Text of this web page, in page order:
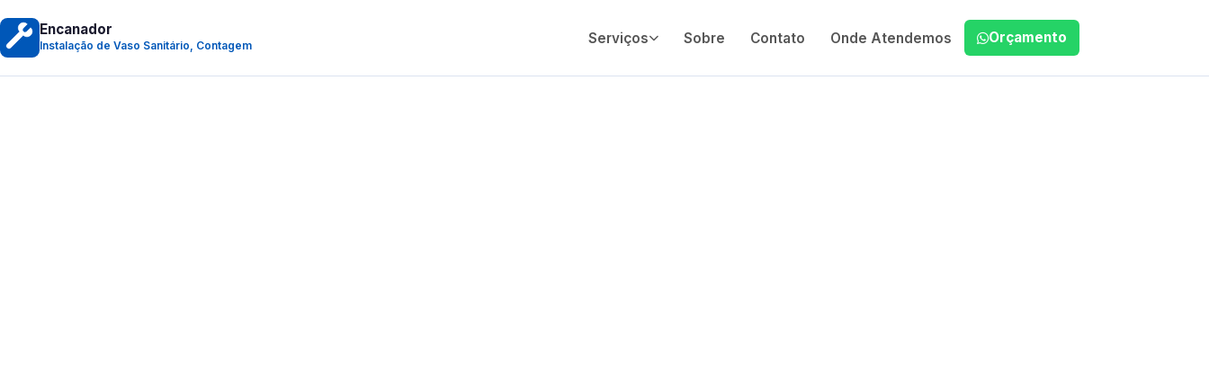
Encanador
Instalação de Vaso Sanitário, Contagem Serviços Sobre Contato Onde Atendemos Orçamento